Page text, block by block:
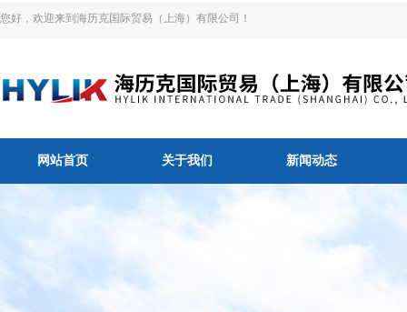
您好，欢迎来到海历克国际贸易（上海）有限公司！
网站首页 关于我们 新闻动态